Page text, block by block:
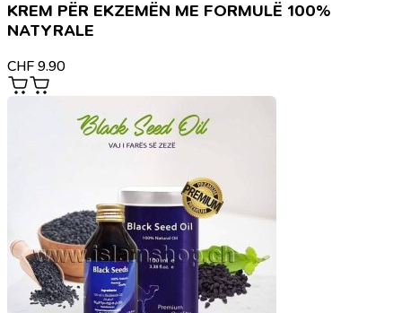
KREM PËR EKZEMËN ME FORMULË 100%
NATYRALE
CHF 9.90